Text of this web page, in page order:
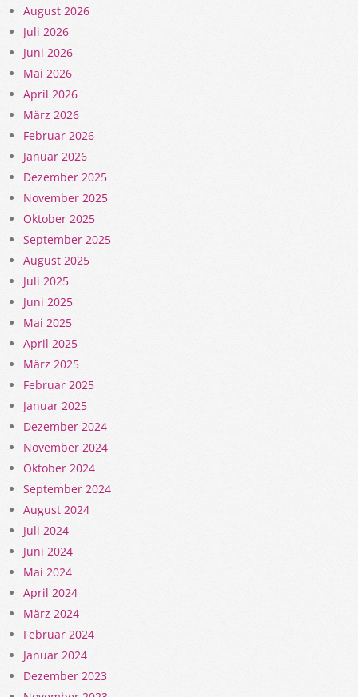
August 2026
Juli 2026
Juni 2026
Mai 2026
April 2026
März 2026
Februar 2026
Januar 2026
Dezember 2025
November 2025
Oktober 2025
September 2025
August 2025
Juli 2025
Juni 2025
Mai 2025
April 2025
März 2025
Februar 2025
Januar 2025
Dezember 2024
November 2024
Oktober 2024
September 2024
August 2024
Juli 2024
Juni 2024
Mai 2024
April 2024
März 2024
Februar 2024
Januar 2024
Dezember 2023